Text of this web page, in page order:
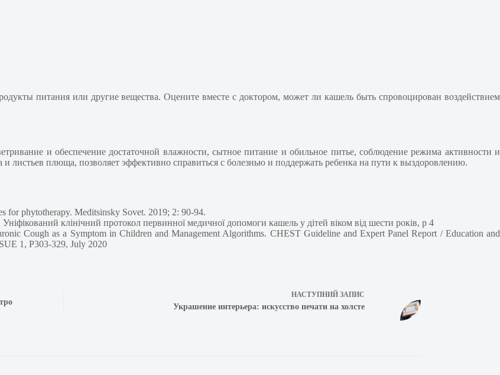
питания или другие вещества. Оцените вместе с доктором, может ли кашель быть спровоцирован воздействием
и обеспечение достаточной влажности, сытное питание и обильное питье, соблюдение режима активности и
листьев плюща, позволяет эффективно справиться с болезнью и поддержать ребенка на пути к выздоровлению.
for phytotherapy. Meditsinsky Sovet. 2019; 2: 90-94.
клінічний протокол первинної медичної допомоги кашель у дітей віком від шести років, р 4
Cough as a Symptom in Children and Management Algorithms. CHEST Guideline and Expert Panel Report / Education and
1, P303-329, July 2020
НАСТУПНИЙ ЗАПИС
Украшение интерьера: искусство печати на холсте